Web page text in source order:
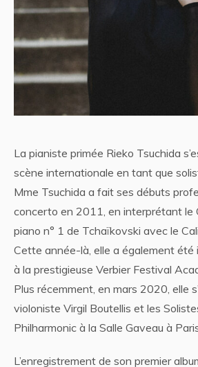
La pianiste primée Rieko Tsuchida
scène internationale en tant que
Mme Tsuchida a fait ses débuts
concerto en 2011, en interprétant le
piano n° 1 de Tchaïkovski avec le
Cette année-là, elle a également
à la prestigieuse Verbier Festival
Plus récemment, en mars 2020, elle
violoniste Virgil Boutellis et les
Philharmonic à la Salle Gaveau à
L’enregistrement de son premier